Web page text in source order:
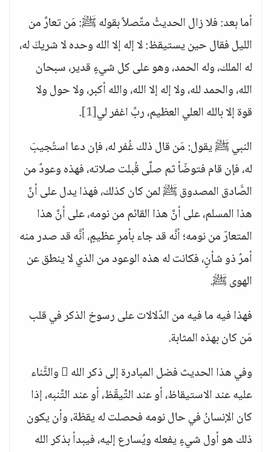
أما بعد: فلا زال الحديثُ متَّصلاً بقوله ﷺ: مَن تعارَّ من
الليل فقال حين يستيقظ: لا إله إلا الله وحده لا شريكَ له،
له الملك، وله الحمد، وهو على كل شيءٍ قدير، سبحان
الله، والحمد لله، ولا إله إلا الله، والله أكبر، ولا حول ولا
قوة إلا بالله العلي العظيم، ربِّ اغفر لي[1]
.
النبي ﷺ يقول: مَن قال ذلك غُفر له، فإن دعا استُجيبَ
له، فإن قام فتوضّأ ثم صلَّى قُبلت صلاته، فهذه وعودٌ من
الصَّادق المصدوق ﷺ لمن كان كذلك، فهذا يدل على أنَّ
هذا المسلم، على أنَّ هذا القائم من نومه، على أنَّ هذا
المتعارّ من نومه؛ أنَّه قد جاء بأمرٍ عظيمٍ، أنَّه قد صدر منه
أمرٌ ذو شأنٍ، فكانت له هذه الوعود من الذي لا ينطق عن
الهوى ﷺ.
فهذا فيه ما فيه من الدّلالات على رسوخ الذكر في قلب
مَن كان بهذه المثابة.
وفي هذا الحديث فضل المبادرة إلى ذكر الله  والثَّناء
عليه عند الاستيقاظ، أو عند التَّيقّظ، أو عند التَّنبه، إذا
كان الإنسانُ في حال نومه فحصلت له يقظة، وأن يكون
ذلك هو أول شيءٍ يفعله ويُسارع إليه، فيبدأ بذكر الله